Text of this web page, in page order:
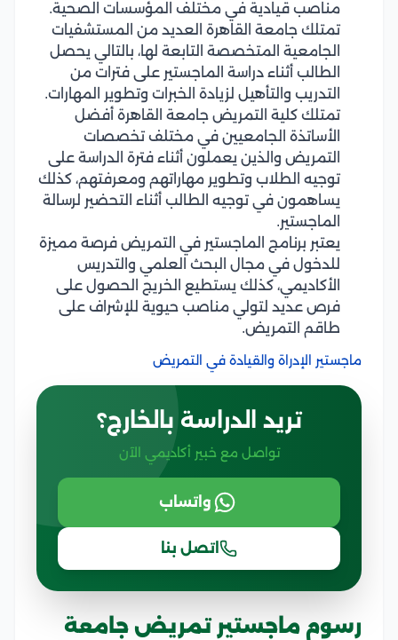
مناصب قيادية في مختلف المؤسسات الصحية.
تمتلك جامعة القاهرة العديد من المستشفيات
الجامعية المتخصصة التابعة لها، بالتالي يحصل
الطالب أثناء دراسة الماجستير على فترات من
التدريب والتأهيل لزيادة الخبرات وتطوير المهارات.
تمتلك كلية التمريض جامعة القاهرة أفضل
الأساتذة الجامعيين في مختلف تخصصات
التمريض والذين يعملون أثناء فترة الدراسة على
توجيه الطلاب وتطوير مهاراتهم ومعرفتهم، كذلك
يساهمون في توجيه الطالب أثناء التحضير لرسالة
الماجستير.
يعتبر برنامج الماجستير في التمريض فرصة مميزة
للدخول في مجال البحث العلمي والتدريس
الأكاديمي، كذلك يستطيع الخريج الحصول على
فرص عديد لتولي مناصب حيوية للإشراف على
طاقم التمريض.
ماجستير الإدراة والقيادة في التمريض
تريد الدراسة بالخارج؟
تواصل مع خبير أكاديمي الآن
واتساب
اتصل بنا
رسوم ماجستير تمريض جامعة